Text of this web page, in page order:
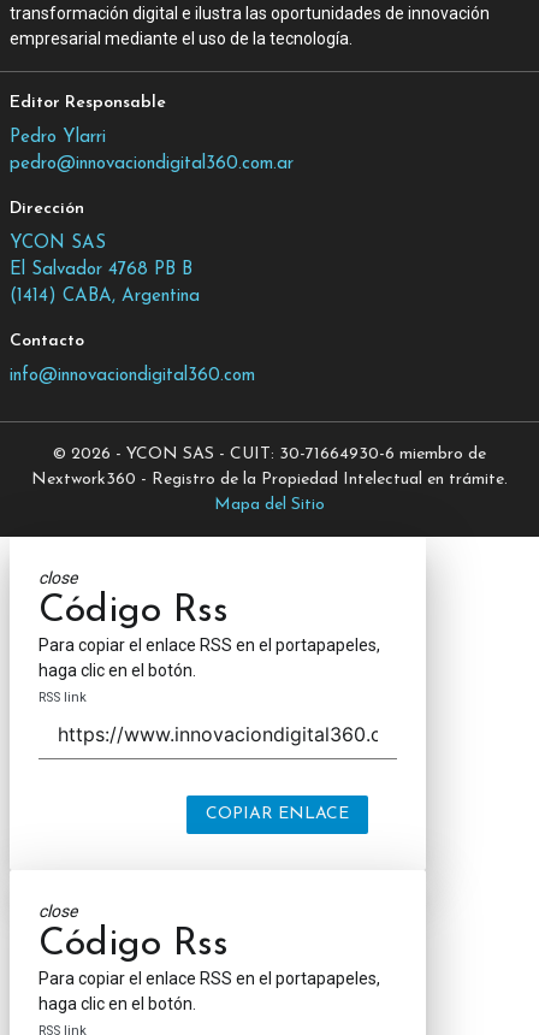
transformación digital e ilustra las oportunidades de innovación
empresarial mediante el uso de la tecnología.
Editor Responsable
Pedro Ylarri
pedro@innovaciondigital360.com.ar
Dirección
YCON SAS
El Salvador 4768 PB B
(1414) CABA, Argentina
Contacto
info@innovaciondigital360.com
© 2026 - YCON SAS - CUIT: 30-71664930-6 miembro de
Nextwork360 - Registro de la Propiedad Intelectual en trámite.
Mapa del Sitio
close
Código Rss
Para copiar el enlace RSS en el portapapeles,
haga clic en el botón.
RSS link
COPIAR ENLACE
close
Código Rss
Para copiar el enlace RSS en el portapapeles,
haga clic en el botón.
RSS link